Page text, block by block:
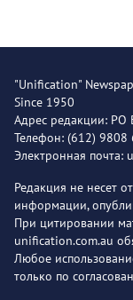
"Unification"
Since 1950
Адрес редакции: PO
Телефон: (612) 9808
Электронная
Редакция не несет
информации,
При цитировании
unification.com.au
Любое
только по